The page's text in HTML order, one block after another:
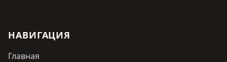
НАВИГАЦИЯ
Главная